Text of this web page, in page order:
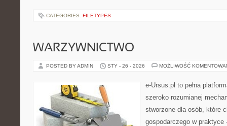
CATEGORIES: FILETYPES
WARZYWNICTWO
POSTED BY ADMIN STY - 26 - 2026 MOŻLIWOŚĆ
e-Ursus.pl to pełna
szeroko rozumianej
stworzone dla osób, które
gospodarczego w